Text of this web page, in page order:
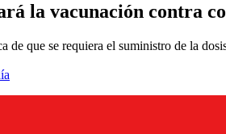
la vacunación contra
de que se requiera el suministro de la